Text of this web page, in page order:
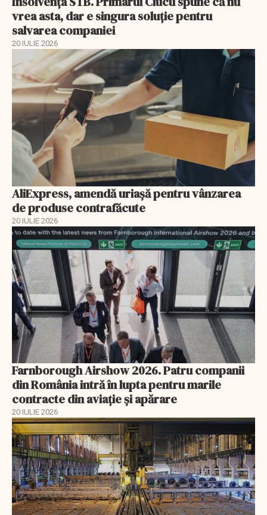
vrea asta, dar e singura soluţie pentru
salvarea companiei
20 IULIE 2026
AliExpress, amendă uriaşă pentru vânzarea
de produse contrafăcute
20 IULIE 2026
Farnborough Airshow 2026. Patru companii
din România intră în lupta pentru marile
contracte din aviație și apărare
20 IULIE 2026